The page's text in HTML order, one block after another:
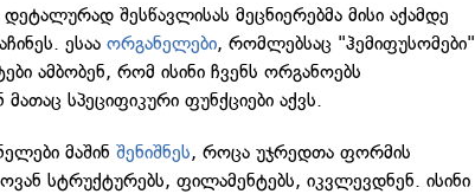
დეტალურად შესწავლისას მეცნიერებმა მისი აქამდე
ესააორგანელები, რომლებსაც "ჰემიფუსომები"
ამბობენ, რომ ისინი ჩვენს ორგანოებს
სპეციფიკური ფუნქციები აქვს.
მაშინშენიშნეს, როცა უჯრედთა ფორმის
სტრუქტურებს, ფილამენტებს, იკვლევდნენ. ისინი